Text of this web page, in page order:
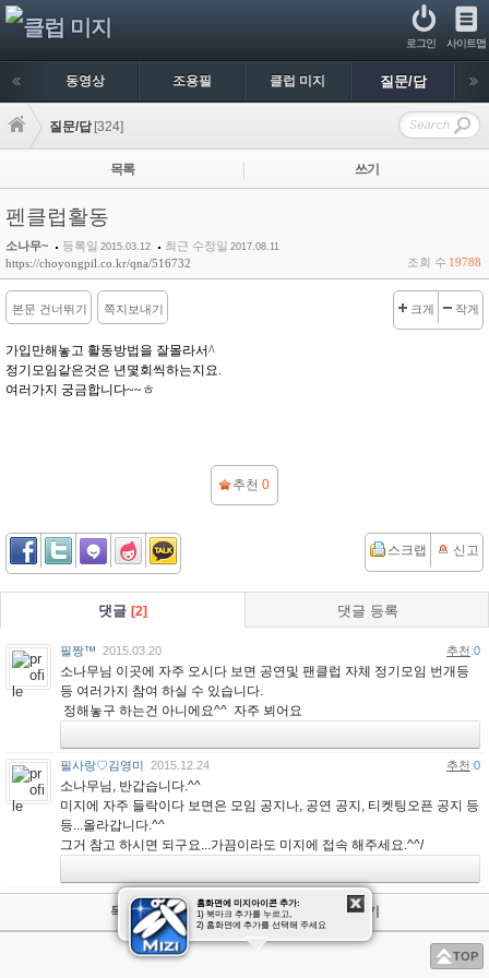
사이트맵
로그인
동영상 조용필 클럽 미지 질문/답
질문/답 [324]
목록 쓰기
펜클럽활동
소나무~ 등록일 2015.03.12 최근 수정일 2017.08.11
https://choyongpil.co.kr/qna/516732 조회 수 19788
본문 건너뛰기 쪽지보내기 크게 작게
가입만해놓고 활동방법을 잘몰라서^
정기모임같은것은 년몇회씩하는지요.
여러가지 궁금합니다~~ㅎ
추천 0
스크랩 신고
댓글 [2] 댓글 등록
필짱™ 2015.03.20 추천:0
소나무님 이곳에 자주 오시다 보면 공연및 팬클럽 자체 정기모임 번개등
등 여러가지 참여 하실 수 있습니다.
정해놓구 하는건 아니에요^^ 자주 뵈어요
필사랑♡김영미 2015.12.24 추천:0
소나무님, 반갑습니다.^^
미지에 자주 들락이다 보면은 모임 공지나, 공연 공지, 티켓팅오픈 공지 등
등...올라갑니다.^^
그거 참고 하시면 되구요...가끔이라도 미지에 접속 해주세요.^^/
목록 쓰기
TOP
홈화면에 미지아이콘 추가:
1) 북마크 추가를 누르고,
2) 홈화면에 추가를 선택해 주세요